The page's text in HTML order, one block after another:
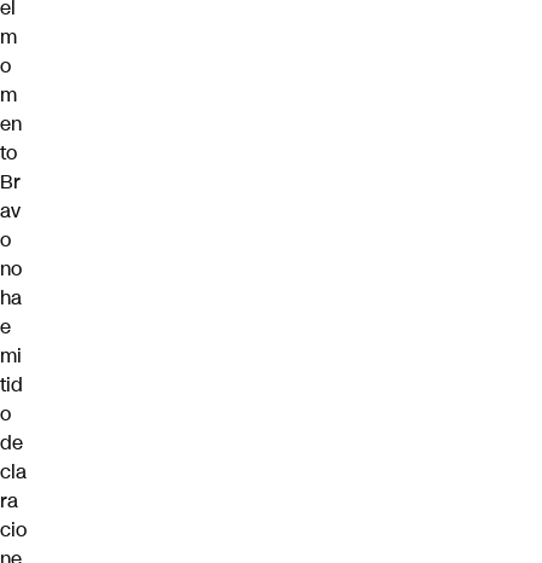
el
m
o
m
en
to
Br
av
o
no
ha
e
mi
tid
o
de
cla
ra
cio